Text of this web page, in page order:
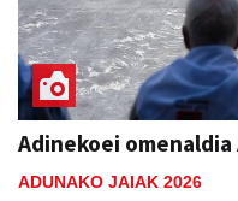
Adinekoei omenaldia
ADUNAKO JAIAK 2026